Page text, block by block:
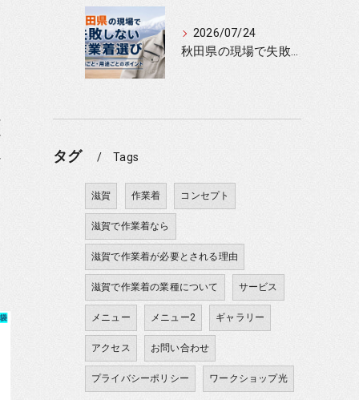
2026/07/24
秋田県の現場で失敗しない作業着選び｜季節ごと・用途ごとのポイント
タグ Tags
滋賀 作業着 コンセプト
滋賀で作業着なら
滋賀で作業着が必要とされる理由
滋賀で作業着の業種について サービス
メニュー メニュー2 ギャラリー
アクセス お問い合わせ
プライバシーポリシー ワークショップ光